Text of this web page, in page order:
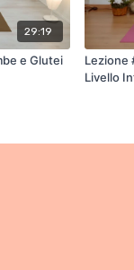
29:19
e Glutei
Lezione
Livello